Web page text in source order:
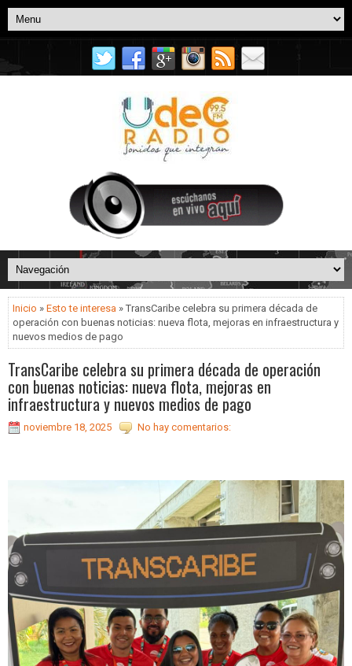
Inicio » Esto te interesa » TransCaribe celebra su primera década de
operación con buenas noticias: nueva flota, mejoras en infraestructura y
nuevos medios de pago
TransCaribe celebra su primera década de operación
con buenas noticias: nueva flota, mejoras en
infraestructura y nuevos medios de pago
noviembre 18, 2025 No hay comentarios: